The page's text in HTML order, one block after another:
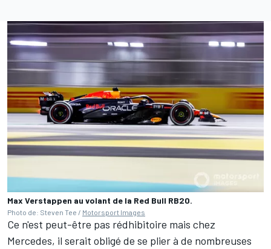
Max Verstappen au volant de la Red Bull RB20.
Photo de: Steven Tee / Motorsport Images
Ce n'est peut-être pas rédhibitoire mais chez
Mercedes, il serait obligé de se plier à de nombreuses